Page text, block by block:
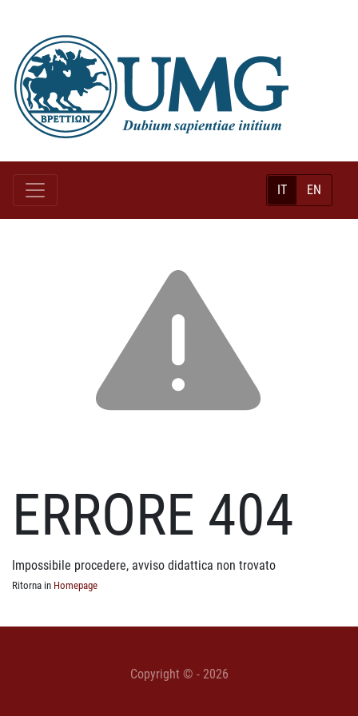
IT EN
ERRORE 404
Impossibile procedere, avviso didattica non trovato
Ritorna in Homepage
Copyright © - 2026